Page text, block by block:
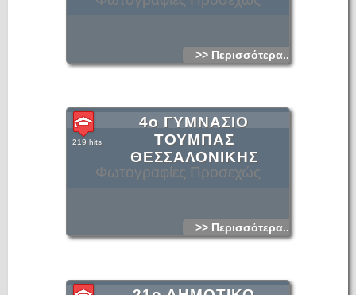
>> Περισσότερα...
Φωτογραφίες Προσεχώς
4ο ΓΥΜΝΑΣΙΟ
ΤΟΥΜΠΑΣ
ΘΕΣΣΑΛΟΝΙΚΗΣ
219 hits
>> Περισσότερα...